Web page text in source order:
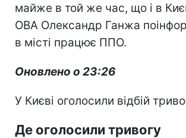
майже в той же час, що і в
ОВА Олександр Ганжа
в місті працює ППО.
Оновлено о 23:26
У Києві оголосили відбій
Де оголосили тривогу